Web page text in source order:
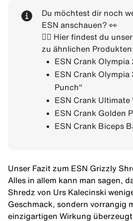
Du möchtest dir noch
ESN anschauen? 👀
👉🏼 Hier findest du
zu ähnlichen
ESN Crank Olympia
ESN Crank Olympia
Punch"
ESN Crank
ESN Crank Golden
ESN Crank Biceps
Unser Fazit zum ESN Grizzly
Alles in allem kann man sagen,
Shredz von Urs Kalecinski
Geschmack, sondern vorrangig
einzigartigen Wirkung